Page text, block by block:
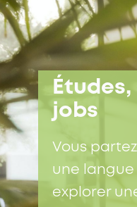
jobs
Vous
une
explorer